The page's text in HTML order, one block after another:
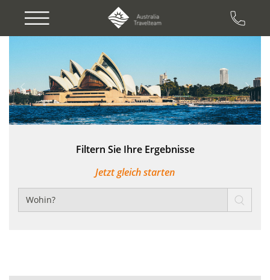
Filtern Sie Ihre Ergebnisse
Jetzt gleich starten